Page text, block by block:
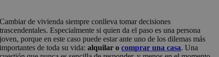
Cambiar de vivienda siempre conlleva tomar decisiones
trascendentales. Especialmente si quien da el paso es una persona
joven, porque en este caso puede estar ante uno de los dilemas más
importantes de toda su vida:alquilar ocomprar una casa. Una